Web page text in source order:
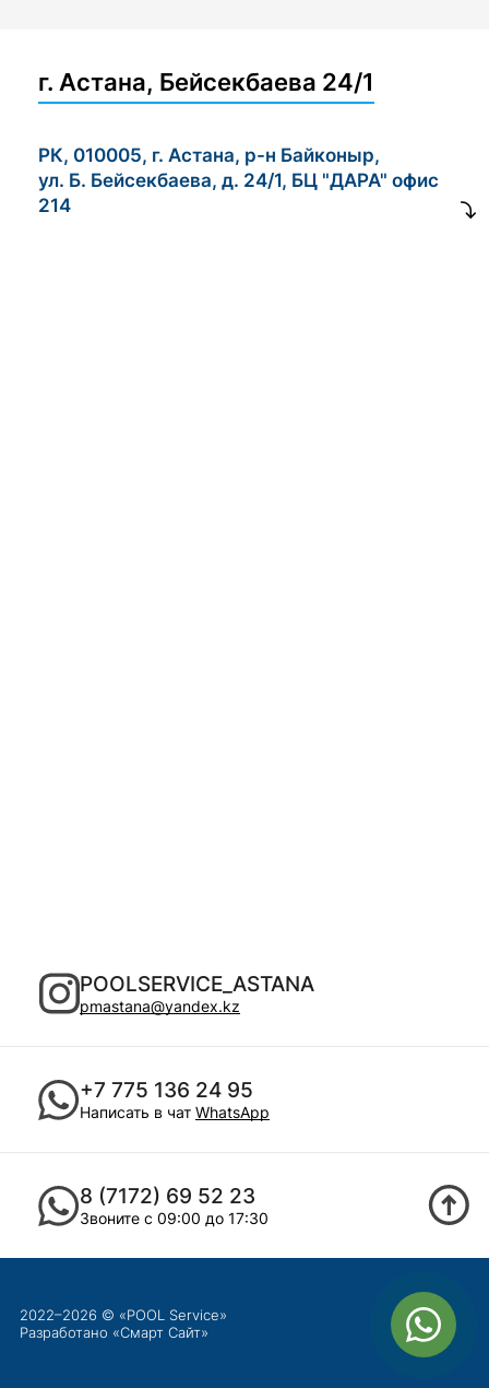
г. Астана, Бейсекбаева 24/1
РК, 010005, г. Астана, р-н Байконыр,
ул. Б. Бейсекбаева, д. 24/1, БЦ "ДАРА" офис
214
POOLSERVICE_ASTANA
pmastana@yandex.kz
+7 775 136 24 95
Написать в чат WhatsApp
8 (7172) 69 52 23
Звоните с 09:00 до 17:30
2022–2026 © «POOL Service»
Разработано «Смарт Сайт»